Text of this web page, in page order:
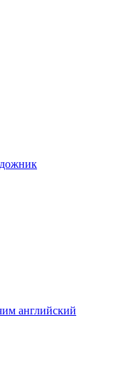
английский